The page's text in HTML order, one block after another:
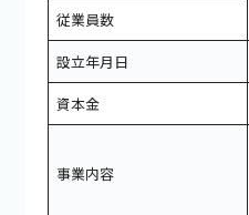
従業員数
設立年月日
資本金
事業内容